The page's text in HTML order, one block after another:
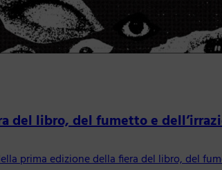
del libro, del fumetto e
prima edizione della fiera del libro, del